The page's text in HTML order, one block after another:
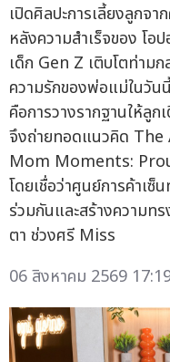
เปิดศิลปะการเลี้ยงลูกจ
หลังความสำเร็จของ โ
เด็ก Gen Z เติบโตท่าม
ความรักของพ่อแม่ในวัน
คือการวางรากฐานให้ลู
จึงถ่ายทอดแนวคิด
Mom Moments:
โดยเชื่อว่าศูนย์การค้าเซ็
ร่วมกันและสร้างความท
ตา ช่วงศรี Miss
06 สิงหาคม 2569